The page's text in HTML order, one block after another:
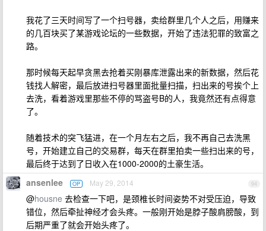
我花了三天时间写了一个扫号器，卖给群里几个人之后，用赚来
的几百块买了某游戏论坛的一些数据，开始了违法犯罪的致富之
路。
那时候每天起早贪黑去抢着买刚暴库泄露出来的新数据，然后花
钱找人解密，最后放进扫号器里面批量扫描，扫出来的号挨个上
去洗，看着游戏里那些不停的骂盗号B的人，我竟然还有点得意
了。
随着技术的突飞猛进，在一个月左右之后，我不再自己去洗黑
号，开始建立自己的交易群，每天在群里拍卖一些扫出来的号，
最后终于达到了日收入在1000-2000的土豪生活。
94
ansenlee OP May 29, 2014
@housne 去检查一下吧，是颈椎长时间姿势不对受压迫，导致
错位，然后牵扯神经才会头疼。一般刚开始是脖子酸肩膀酸，到
后期严重了就会开始头疼了。